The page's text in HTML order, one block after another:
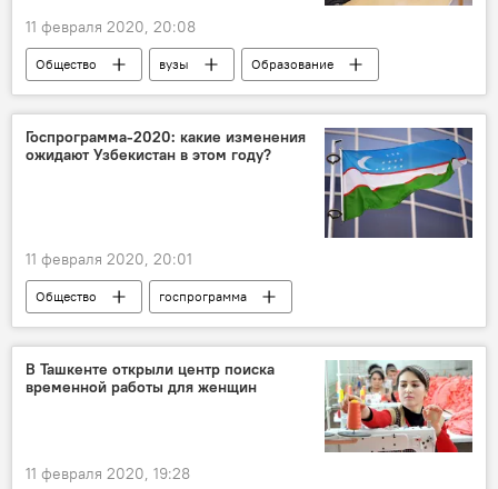
11 февраля 2020, 20:08
Общество вузы
Образование
Таджикистан
Кыргызстан
Узбекистан
Казахстан
Министерство высшего и среднего специального образования
денежные переводы
Госпрограмма-2020: какие изменения
ожидают Узбекистан в этом году?
11 февраля 2020, 20:01
Общество
госпрограмма
изменения
проект Узбекистан
В Ташкенте открыли центр поиска
временной работы для женщин
11 февраля 2020, 19:28